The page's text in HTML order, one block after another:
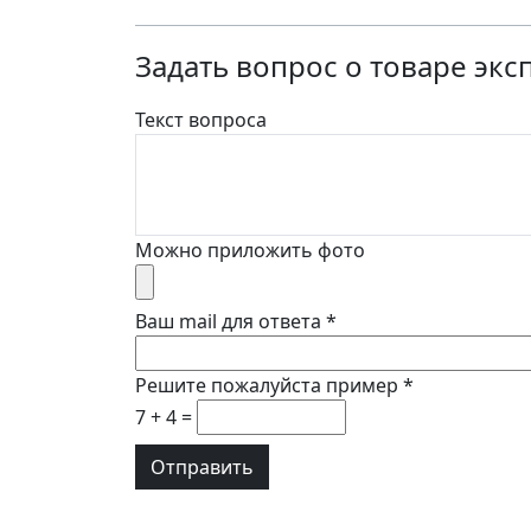
Задать вопрос о товаре
Текст вопроса
Можно приложить фото
Ваш mail для ответа *
Решите пожалуйста пример *
7 + 4 =